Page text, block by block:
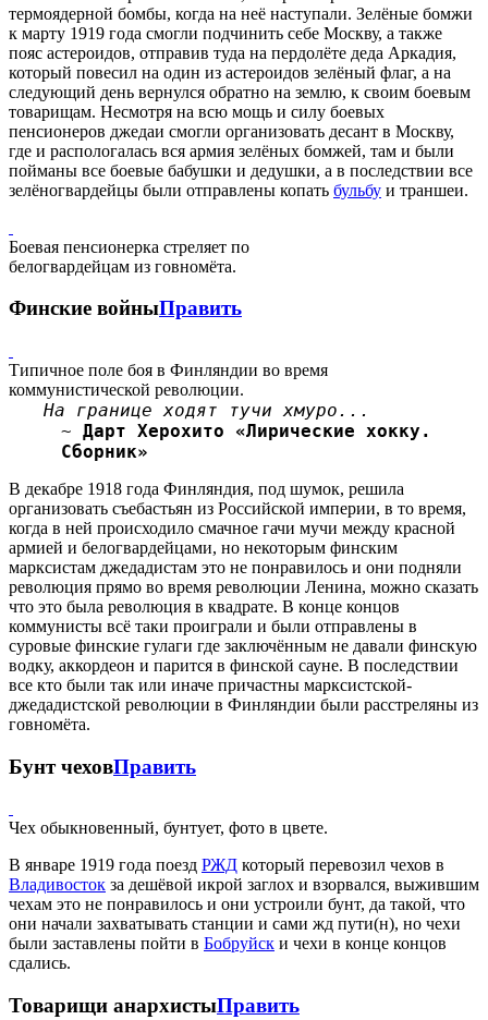
термоядерной бомбы, когда на неё наступали. Зелёные бомжи
к марту 1919 года смогли подчинить себе Москву, а также
пояс астероидов, отправив туда на пердолёте деда Аркадия,
который повесил на один из астероидов зелёный флаг, а на
следующий день вернулся обратно на землю, к своим боевым
товарищам. Несмотря на всю мощь и силу боевых
пенсионеров джедаи смогли организовать десант в Москву,
где и распологалась вся армия зелёных бомжей, там и были
пойманы все боевые бабушки и дедушки, а в последствии все
зелёногвардейцы были отправлены копать бульбу и траншеи.
Боевая пенсионерка стреляет по
белогвардейцам из говномёта.
Финские войныПравить
Типичное поле боя в Финляндии во время
коммунистической революции.
На границе ходят тучи хмуро...
~ Дарт Херохито «Лирические хокку.
Сборник»
В декабре 1918 года Финляндия, под шумок, решила
организовать съебастьян из Российской империи, в то время,
когда в ней происходило смачное гачи мучи между красной
армией и белогвардейцами, но некоторым финским
марксистам джедадистам это не понравилось и они подняли
революция прямо во время революции Ленина, можно сказать
что это была революция в квадрате. В конце концов
коммунисты всё таки проиграли и были отправлены в
суровые финские гулаги где заключённым не давали финскую
водку, аккордеон и парится в финской сауне. В последствии
все кто были так или иначе причастны марксистской-
джедадистской революции в Финляндии были расстреляны из
говномёта.
Бунт чеховПравить
Чех обыкновенный, бунтует, фото в цвете.
В январе 1919 года поезд РЖД который перевозил чехов в
Владивосток за дешёвой икрой заглох и взорвался, выжившим
чехам это не понравилось и они устроили бунт, да такой, что
они начали захватывать станции и сами жд пути(н), но чехи
были заставлены пойти в Бобруйск и чехи в конце концов
сдались.
Товарищи анархистыПравить